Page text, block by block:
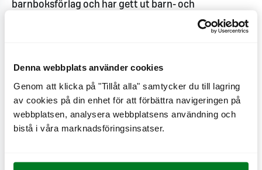
Denna webbplats använder cookies
Genom att klicka på "Tillåt alla" samtycker du till lagring
av cookies på din enhet för att förbättra navigeringen på
webbplatsen, analysera webbplatsens användning och
bistå i våra marknadsföringsinsatser.
barnboksförlag och har gett ut barn- och
ungdomsböcker sedan 1914. Förlaget har en lång
- Vi är stolta och glada över att få fortsätta sprida
läsglädje tillsammans med Max. Genom samarbetet
når vi ut med bra böcker till familjer i hela landet och
till platser där böcker inte alltid har en självklar roll. Vi
vill särskilt uppmana alla vuxna att ta sig tid att läsa